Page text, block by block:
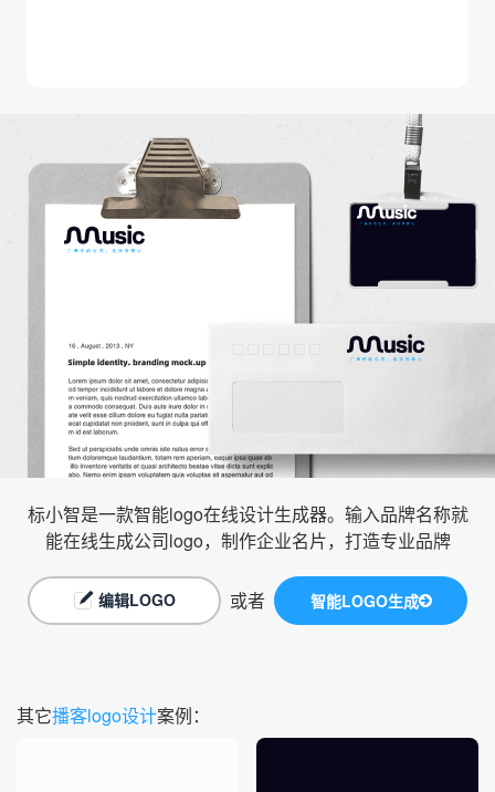
标小智是一款智能logo在线设计生成器。输入品牌名称就
能在线生成公司logo，制作企业名片，打造专业品牌
编辑LOGO 或者 智能LOGO生成
其它播客logo设计案例：